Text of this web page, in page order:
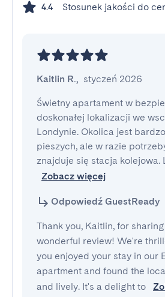
4.4 Stosunek jakości do
Kaitlin R., styczeń 2026
Świetny apartament w
doskonałej lokalizacji we
Londynie. Okolica jest
pieszych, ale w razie
znajduje się stacja kolejowa.
Zobacz więcej
Odpowiedź GuestReady
Thank you, Kaitlin, for
wonderful review! We're
you enjoyed your stay in our
apartment and found the
and lively. It's a delight to